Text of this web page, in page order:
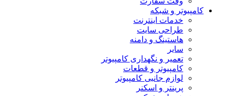
کامپیوتر و شبکه
خدمات اینترنت
طراحی سایت
هاستینگ و دامنه
سایر
تعمیر و نگهداری کامپیوتر
کامپیوتر و قطعات
لوازم جانبی کامپیوتر
پرینتر و اسکنر